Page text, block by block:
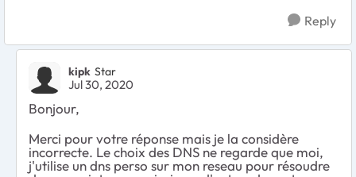
Reply
kipk Star
Jul 30, 2020
Bonjour,
Merci pour votre réponse mais je la considère
incorrecte. Le choix des DNS ne regarde que moi,
j'utilise un dns perso sur mon reseau pour résoudre